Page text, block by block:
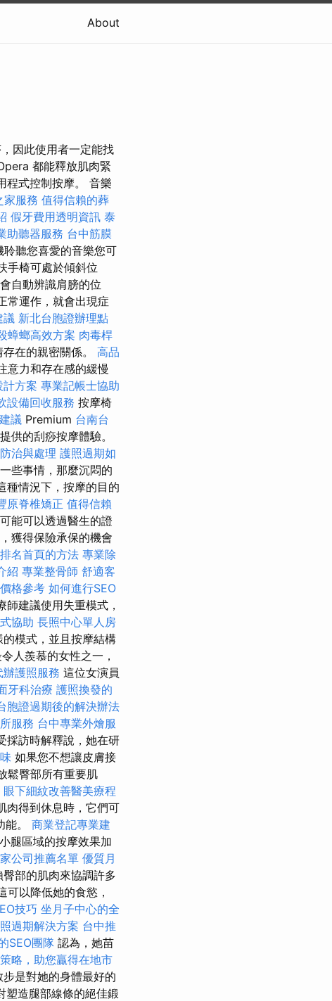
About
因此使用者一定能找
都能釋放肌肉緊
程式控制按摩。 音樂
家服務 值得信賴的葬
假牙費用透明資訊 泰
助聽器服務 台中筋膜
聽您喜愛的音樂您可
手椅可處於傾斜位
自動辨識肩膀的位
常運作，就會出現症
議 新北台胞證辦理點
蟑螂高效方案 肉毒桿
在的親密關係。 高品
力和存在感的緩慢
計方案 專業記帳士協助
設備回收服務 按摩椅
議 Premium 台南台
供的刮痧按摩體驗。
治與處理 護照過期如
些事情，那麼沉悶的
種情況下，按摩的目的
原脊椎矯正 值得信賴
能可以透過醫生的證
獲得保險承保的機會
名首頁的方法 專業除
紹 專業整骨師 舒適客
格參考 如何進行SEO
師建議使用失重模式，
協助 長照中心單人房
模式，並且按摩結構
人羨慕的女性之一，
護照服務 這位女演員
牙科治療 護照換發的
胞證過期後的解決辦法
服務 台中專業外燴服
採訪時解釋說，她在研
如果您不想讓皮膚接
鬆臀部所有重要肌
眼下細紋改善醫美療程
肉得到休息時，它們可
。 商業登記專業建
腿區域的按摩效果加
公司推薦名單 優質月
部的肌肉來協調許多
以降低她的食慾，
技巧 坐月子中心的全
過期解決方案 台中推
SEO團隊 認為，她苗
略，助您贏得在地市
是對她的身體最好的
塑造腿部線條的絕佳鍛